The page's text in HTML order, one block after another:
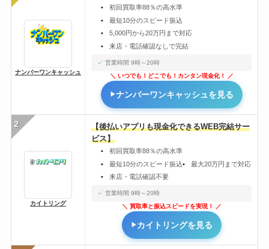
ナンバーワンキャッシュ
初回買取率88％の高水準
最短10分のスピード振込
5,000円から20万円まで対応
来店・電話確認なしで完結
営業時間 9時～20時
いつでも！どこでも！カンタン現金化！
ナンバーワンキャッシュを見る
2
カイトリング
【後払いアプリも現金化できるWEB完結サー
ビス】
初回買取率88％の高水準
最短10分のスピード振込
最大20万円まで対応
来店・電話確認不要
営業時間 9時～20時
買取率と振込スピードを実現！
カイトリングを見る